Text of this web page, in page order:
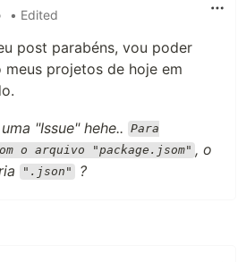
• Edited
post parabéns, vou poder
meus projetos de hoje em
"Issue" hehe..
Para
o arquivo "package.jsom" , o
".json" ?